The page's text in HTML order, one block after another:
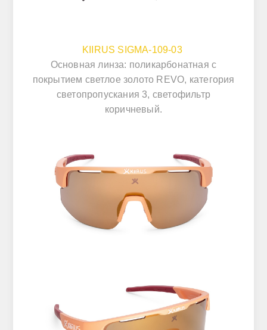
KIIRUS SIGMA-109-03
Основная линза: поликарбонатная с
покрытием светлое золото REVO, категория
светопропускания 3, светофильтр
коричневый.